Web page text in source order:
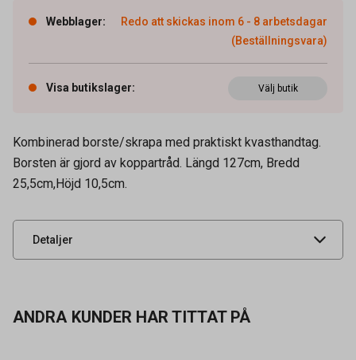
Webblager:
Redo att skickas inom 6 - 8 arbetsdagar
(Beställningsvara)
Visa butikslager: Välj butik
Kombinerad borste/skrapa med praktiskt kvasthandtag.
Borsten är gjord av koppartråd. Längd 127cm, Bredd
25,5cm,Höjd 10,5cm.
Detaljer
Artikelnummer 64600817
Leverantörens
UNSPSC 52151600
ANDRA KUNDER HAR TITTAT PÅ